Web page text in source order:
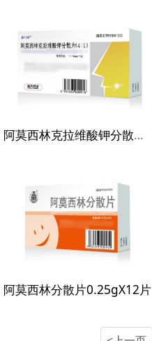
阿莫西林克拉维酸钾分散片（4：1）
阿莫西林分散片0.25gX12片